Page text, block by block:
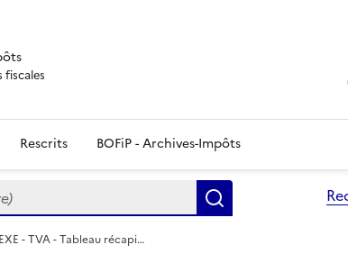
fiscales
Rescrits BOFiP - Archives-Impôts
- TVA - Tableau récapi…